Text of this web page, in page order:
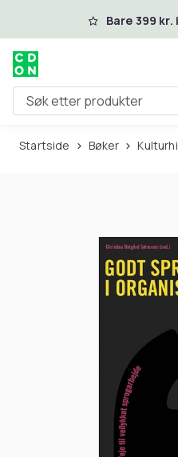
Hopp til hovedinnhold
Bare 399
Søk etter produkter
Startside Bøker